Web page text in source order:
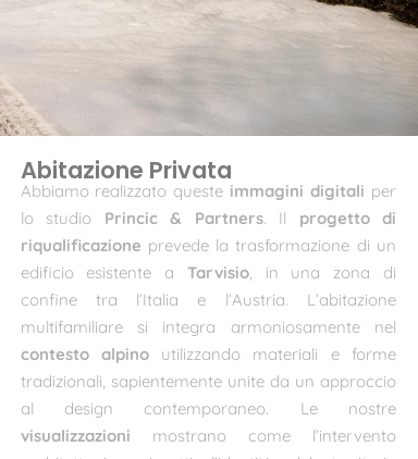
Abitazione Privata
Abbiamo realizzato queste immagini digitali per
lo studio Princic & Partners. Il progetto di
riqualificazione prevede la trasformazione di un
edificio esistente a Tarvisio, in una zona di
confine tra l’Italia e l’Austria. L’abitazione
multifamiliare si integra armoniosamente nel
contesto alpinoutilizzando materiali e forme
tradizionali, sapientemente unite da un approccio
al design contemporaneo. Le nostre
visualizzazioni mostrano come l’intervento